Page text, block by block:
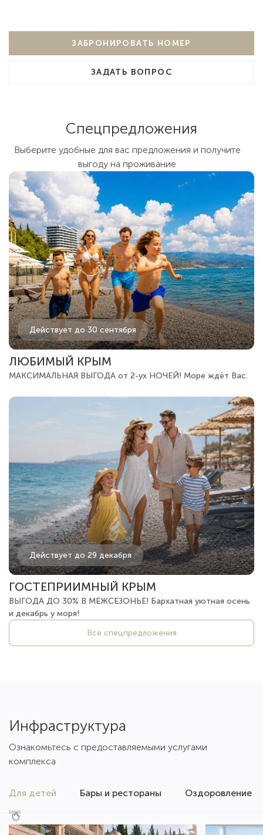
ЗАБРОНИРОВАТЬ НОМЕР
ЗАДАТЬ ВОПРОС
Спецпредложения
Выберите удобные для вас предложения и получите
выгоду на проживание
Действует до 30 сентября
ЛЮБИМЫЙ КРЫМ
МАКСИМАЛЬНАЯ ВЫГОДА от 2-ух НОЧЕЙ! Море ждёт Вас.
Действует до 29 декабря
ГОСТЕПРИИМНЫЙ КРЫМ
ВЫГОДА ДО 30% В МЕЖСЕЗОНЬЕ! Бархатная уютная осень
и декабрь у моря!
Все спецпредложения
Инфраструктура
Ознакомьтесь с предоставляемыми услугами
комплекса
Для детей Бары и рестораны Оздоровление